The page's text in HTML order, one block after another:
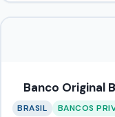
Banco Original
BRASIL BANCOS